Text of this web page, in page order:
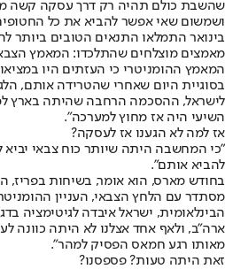
שהשבת כולם תהיה רק דרך עסקה קשה
ושמשום שאי אפשר להביא את כל
בינואר התמלאו התנאים הטובים ביותר
מאמצים מוצלחים שהתלכדו: המאמץ
המאמץ ההומניטרי כי העזתים היו
בסוגיית היום שאחרי שהטרידה אותם,
לישראל, ההסכמה הרחבה שהיתה בארץ
השיעי היה אז מחוץ למערכה".
אז למה לא הגענו אז לעסקה?
"כי המחשבה היתה שיותר כוח צבאי יביא
להביא אותם".
בחודש מארס, הוא אומר, בשיחות
מסתדר עם הלחץ הצבאי, העניין
הבינלאומית, ישראל איבדה לגיטימציה
ארה"ב, ולאף אחד אצלנו לא היתה כוונה
מאותו רגע חמאס הפסיק למהר".
זאת היתה טעות? פספסנו?